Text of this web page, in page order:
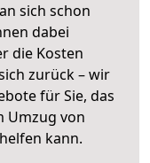
sich schon
dabei
die Kosten
zurück – wir
für Sie, das
Umzug von
kann.